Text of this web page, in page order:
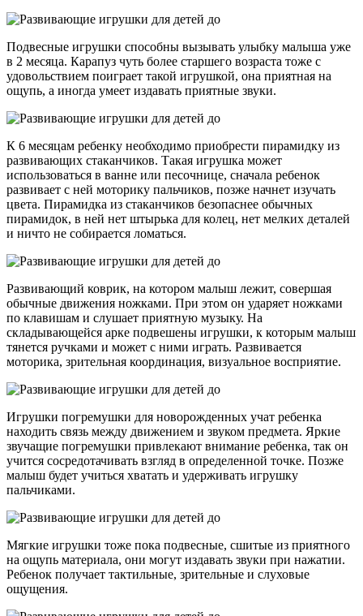
Подвесные игрушки способны вызывать улыбку малыша уже
в 2 месяца. Карапуз чуть более старшего возраста тоже с
удовольствием поиграет такой игрушкой, она приятная на
ощупь, а иногда умеет издавать приятные звуки.
К 6 месяцам ребенку необходимо приобрести пирамидку из
развивающих стаканчиков. Такая игрушка может
использоваться в ванне или песочнице, сначала ребенок
развивает с ней моторику пальчиков, позже начнет изучать
цвета. Пирамидка из стаканчиков безопаснее обычных
пирамидок, в ней нет штырька для колец, нет мелких деталей
и ничто не собирается ломаться.
Развивающий коврик, на котором малыш лежит, совершая
обычные движения ножками. При этом он ударяет ножками
по клавишам и слушает приятную музыку. На
складывающейся арке подвешены игрушки, к которым малыш
тянется ручками и может с ними играть. Развивается
моторика, зрительная координация, визуальное восприятие.
Игрушки погремушки для новорожденных учат ребенка
находить связь между движением и звуком предмета. Яркие
звучащие погремушки привлекают внимание ребенка, так он
учится сосредотачивать взгляд в определенной точке. Позже
малыш будет учиться хватать и удерживать игрушку
пальчиками.
Мягкие игрушки тоже пока подвесные, сшитые из приятного
на ощупь материала, они могут издавать звуки при нажатии.
Ребенок получает тактильные, зрительные и слуховые
ощущения.